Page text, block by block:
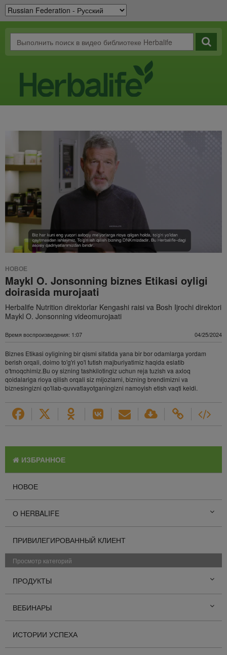
НОВОЕ
Maykl O. Jonsonning biznes Etikasi oyligi
doirasida murojaati
Herbalife Nutrition direktorlar Kengashi raisi va Bosh Ijrochi direktori
Maykl O. Jonsonning videomurojaati
Время воспроизведения: 1:07 04/25/2024
Biznes Etikasi oyligining bir qismi sifatida yana bir bor odamlarga yordam
berish orqali, doimo to'g'ri yo'l tutish majburiyatimiz haqida eslatib
o'tmoqchimiz.Bu oy sizning tashkilotingiz uchun reja tuzish va axloq
qoidalariga rioya qilish orqali siz mijozlarni, bizning brendimizni va
biznesingizni qo'llab-quvvatlayotganingizni namoyish etish vaqti keldi.
ИЗБРАННОЕ
НОВОЕ
О HERBALIFE
ПРИВИЛЕГИРОВАННЫЙ КЛИЕНТ
Просмотр категорий
ПРОДУКТЫ
ВЕБИНАРЫ
ИСТОРИИ УСПЕХА